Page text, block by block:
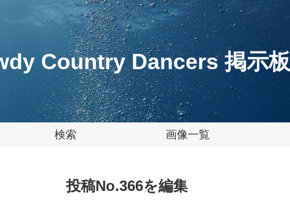
Country Dancers 掲示板
検索 画像一覧
投稿No.366を編集